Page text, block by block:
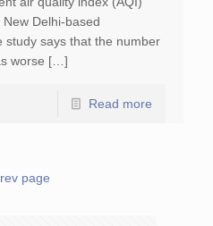
Delhi-based
study says that the number
worse […]
Read more
page